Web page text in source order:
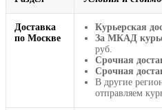
Доставка
по Москве
Курьерская
За МКАД
руб.
Срочная
Срочная
В другие
отправляем